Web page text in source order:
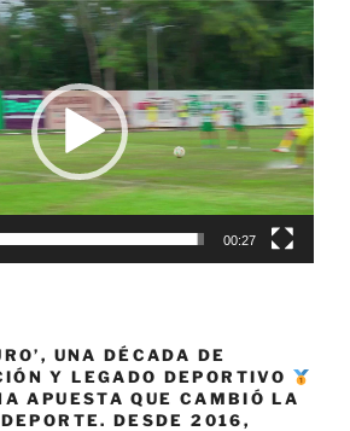
los
acordes
del
‘Mono
Núñez’»
00:27
UNA DÉCADA DE
Y LEGADO DEPORTIVO
APUESTA QUE CAMBIÓ LA
DESDE 2016,